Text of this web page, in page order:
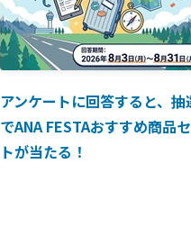
アンケートに回答すると、抽
でANA FESTAおすすめ商品
トが当たる！